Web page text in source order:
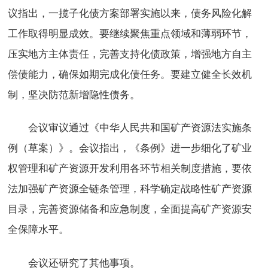
议指出，一揽子化债方案部署实施以来，债务风险化解
工作取得明显成效。要继续聚焦重点领域和薄弱环节，
压实地方主体责任，完善支持化债政策，增强地方自主
偿债能力，确保如期完成化债任务。要建立健全长效机
制，坚决防范新增隐性债务。
会议审议通过《中华人民共和国矿产资源法实施条
例（草案）》。会议指出，《条例》进一步细化了矿业
权管理和矿产资源开发利用各环节相关制度措施，要依
法加强矿产资源全链条管理，科学确定战略性矿产资源
目录，完善资源储备和应急制度，全面提高矿产资源安
全保障水平。
会议还研究了其他事项。